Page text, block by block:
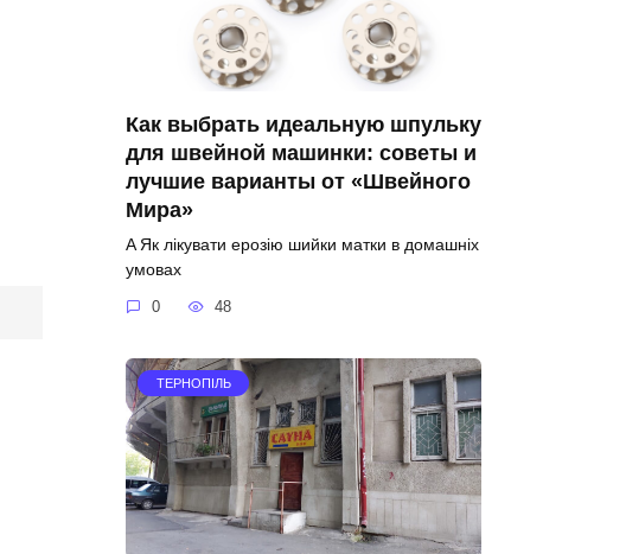
Как выбрать идеальную шпульку
для швейной машинки: советы и
лучшие варианты от «Швейного
Мира»
A Як лікувати ерозію шийки матки в домашніх
умовах
0 48
ТЕРНОПІЛЬ